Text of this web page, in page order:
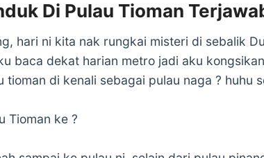
Di Pulau Tioman
hari ni kita nak rungkai misteri di sebalik
baca dekat harian metro jadi aku
tioman di kenali sebagai pulau naga ? huhu
Tioman ke ?